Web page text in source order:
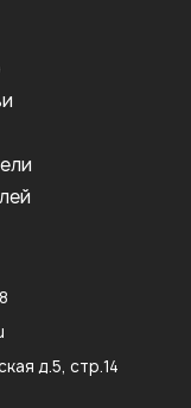
д.5, стр.14